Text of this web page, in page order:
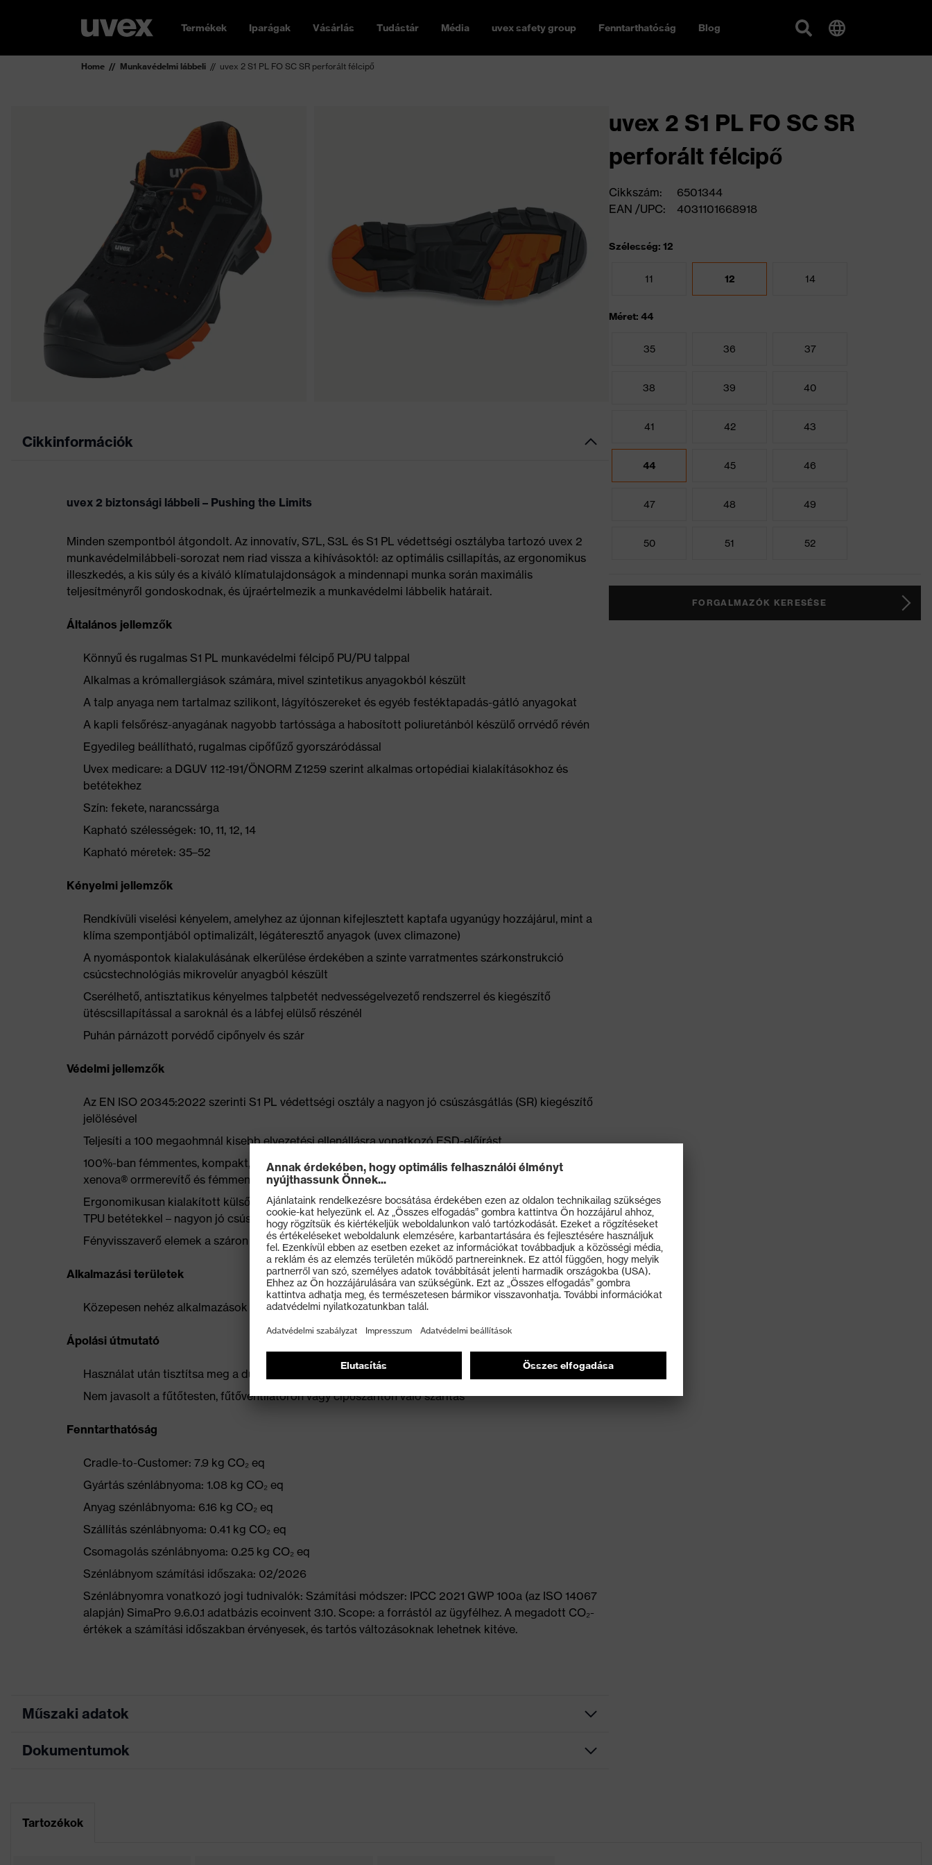
Termékek Iparágak Vásárlás Tudástár Média uvex safety group Fenntarthatóság Blog
Home Munkavédelmi lábbeli uvex 2 S1 PL FO SC SR perforált félcipő
Cikkinformációk
uvex 2 biztonsági lábbeli – Pushing the Limits
Minden szempontból átgondolt. Az innovatív, S7L, S3L és S1 PL védettségi osztályba tartozó uvex 2
munkavédelmilábbeli-sorozat nem riad vissza a kihívásoktól: az optimális csillapítás, az ergonomikus
illeszkedés, a kis súly és a kiváló klímatulajdonságok a mindennapi munka során maximális
teljesítményről gondoskodnak, és újraértelmezik a munkavédelmi lábbelik határait.
Általános jellemzők
Könnyű és rugalmas S1 PL munkavédelmi félcipő PU/PU talppal
Alkalmas a krómallergiások számára, mivel szintetikus anyagokból készült
A talp anyaga nem tartalmaz szilikont, lágyítószereket és egyéb festéktapadás-gátló anyagokat
A kapli felsőrész-anyagának nagyobb tartóssága a habosított poliuretánból készülő orrvédő révén
Egyedileg beállítható, rugalmas cipőfűző gyorszáródással
Uvex medicare: a DGUV 112-191/ÖNORM Z1259 szerint alkalmas ortopédiai kialakításokhoz és
betétekhez
Szín: fekete, narancssárga
Kapható szélességek: 10, 11, 12, 14
Kapható méretek: 35–52
Kényelmi jellemzők
Rendkívüli viselési kényelem, amelyhez az újonnan kifejlesztett kaptafa ugyanúgy hozzájárul, mint a
klíma szempontjából optimalizált, légáteresztő anyagok (uvex climazone)
A nyomáspontok kialakulásának elkerülése érdekében a szinte varratmentes szárkonstrukció
csúcstechnológiás mikrovelúr anyagból készült
Cserélhető, antisztatikus kényelmes talpbetét nedvességelvezető rendszerrel és kiegészítő
ütéscsillapítással a saroknál és a lábfej elülső részénél
Puhán párnázott porvédő cipőnyelv és szár
Védelmi jellemzők
Az EN ISO 20345:2022 szerinti S1 PL védettségi osztály a nagyon jó csúszásgátlás (SR) kiegészítő
jelölésével
Teljesíti a 100 megaohmnál kisebb elvezetési ellenállásra vonatkozó ESD-előírást
100%-ban fémmentes, kompakt, anatómiailag kialakított, jó oldaltartású és nem hővezető uvex
xenova® orrmerevítő és fémmentes, benyomódás-csillapító uvex xenova® középtalp
Ergonomikusan kialakított külső talp dupla sűrűségű poliuretánból durva, öntisztító talpfelülettel és
TPU betétekkel – nagyon jó csúszásgátlással
Fényvisszaverő elemek a száron
Alkalmazási területek
Közepesen nehéz alkalmazások
Ápolási útmutató
Használat után tisztítsa meg a durva szennyeződésektől, majd kezelje általános tisztítószerekkel
Nem javasolt a fűtőtesten, fűtőventilátoron vagy cipőszárítón való szárítás
Fenntarthatóság
Cradle-to-Customer: 7.9 kg CO₂ eq
Gyártás szénlábnyoma: 1.08 kg CO₂ eq
Anyag szénlábnyoma: 6.16 kg CO₂ eq
Szállítás szénlábnyoma: 0.41 kg CO₂ eq
Csomagolás szénlábnyoma: 0.25 kg CO₂ eq
Szénlábnyom számítási időszaka: 02/2026
Szénlábnyomra vonatkozó jogi tudnivalók: Számítási módszer: IPCC 2021 GWP 100a (az ISO 14067
alapján) SimaPro 9.6.0.1 adatbázis ecoinvent 3.10. Scope: a forrástól az ügyfélhez. A megadott CO₂-
értékek a számítási időszakban érvényesek, és tartós változásoknak lehetnek kitéve.
Műszaki adatok
Keresőszín (szűrő)
Dokumentumok
Adatlap
uvex 2 S1 PL FO SC SR
perforált félcipő
Cikkszám:
6501344
EAN /UPC:
4031101668918
Szélesség: 12
11 12 14
Méret: 44
35 36 37
38 39 40
41 42 43
44 45 46
47 48 49
50 51 52
FORGALMAZÓK KERESÉSE
Tartozékok